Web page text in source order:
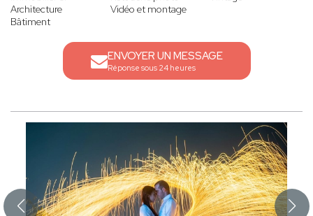
Architecture
Bâtiment
Vidéo et montage
ENVOYER UN MESSAGE
Réponse sous 24 heures